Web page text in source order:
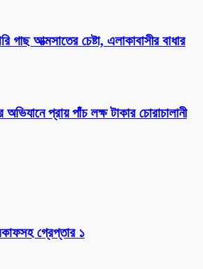
গাছ আত্মসাতের চেষ্টা, এলাকাবাসীর বাধার
অভিযানে প্রায় পাঁচ লক্ষ টাকার চোরাচালানী
গ্রেপ্তার ১